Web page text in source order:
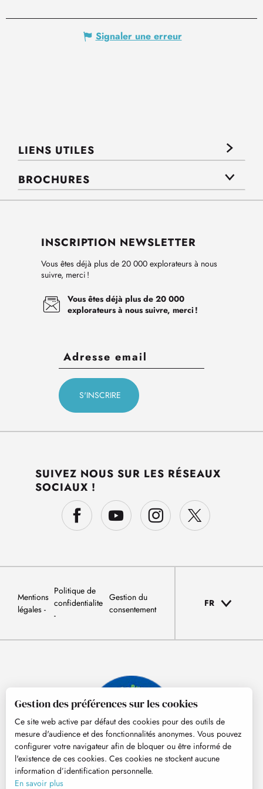
Signaler une erreur
LIENS UTILES
BROCHURES
INSCRIPTION NEWSLETTER
Vous êtes déjà plus de 20 000 explorateurs à nous
suivre, merci !
Vous êtes déjà plus de 20 000
explorateurs à nous suivre, merci !
SUIVEZ NOUS SUR LES RÉSEAUX
SOCIAUX !
Mentions
légales
Politique de
confidentialite
Gestion du
consentement
FR
© Tourisme Hautes-Pyrénées
Gestion des préférences sur les cookies
Ce site web active par défaut des cookies pour des outils de
mesure d'audience et des fonctionnalités anonymes. Vous pouvez
configurer votre navigateur afin de bloquer ou être informé de
l'existence de ces cookies. Ces cookies ne stockent aucune
information d’identification personnelle.
En savoir plus